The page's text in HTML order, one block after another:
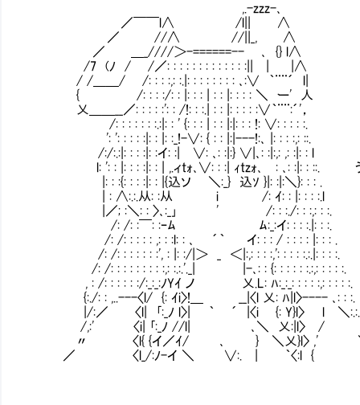
,.-zzz-､
／￣￣l∧ /l|| ∧
／ //∧ //||_, ∧
／ ＿_////＞-======--Ⅵ ､ {} l∧
/7 (ﾉ / /／: : : : : : : : : : : : :|| | |∧
/ /＿＿/ /: : : :,: :.|: : : : : : : : ､:∨ ｀¨¨´ l|
{ /: : : :/: : |: : : | : : |: : : : ＼ ー' 人
乂＿＿__／: : : : :': : /!: : :.| : : |: : : : :∨｀¨¨:´'，
/: : : : : : :.:|: : ' {: : : | : : |:|: : : !: ∨: : : : :.
': ': : : : :|: : |: :_!-∨: { : : |:|---!:､ |: : : :,: ::.
/:/:.:|: : : :|: :イ: :| ∨: ､: :|:} ∨|､: :|:,: ,: :|: : l
l: ': : |: : : :|: : | ,.ィtｫ､∨: : :| ｨtzｫ､Ⅵ: ､: :|: : ::. うん、う
|: : :{: : : :|: : |{込ソ ＼:_} 込ｿ }|: :|:＼}: : : .
| : ∧:.:.从: :从 i /: ｲ: : |: : : :.l 極限状態で操
|／; :＼: : 〉､:_｣ ' /: : :./: : :,: : :.
/: /: :￣: :ｰﾑ ﾑ:_:イ: : : :.|: : :. 即座に使える
/: /: : : : : ,: : :l: : ､ ´｀ イ: : : / : : : : |: : : .
/: /: : : : : : :', : |: :/|＞ _ ＜|:,: : : :,': : : : :.:.|: : : :. 評価
/: /: : : : : : : : :,: :.:.'._| |-､: : {: : : : : :.:,: : : : :.
, : /: : : : : :/:_:_:ﾉYｲ ノ 乂.L: ﾊ:_:_: : : : :,: : : : :. 考
{:./: : ,..---〈l/ {: ｲi〉!＿ __|〈l 乂: ﾊ|l〉---- ､: : :.
|/:／ 〈l| ｢:_ﾉ l〉| ｀ ´ |〈i {: Y}l〉 l ＼:.:.
/,:' 〈i| ｢:_ﾉ //l| ､＼ 乂:|l〉 /
〃 〈l{ {イ／ｲ/ ､ } ＼乂}l〉 ,'
／ 〈l_/:ﾉ-イ ＼ ∨:. | ｀〈:l {